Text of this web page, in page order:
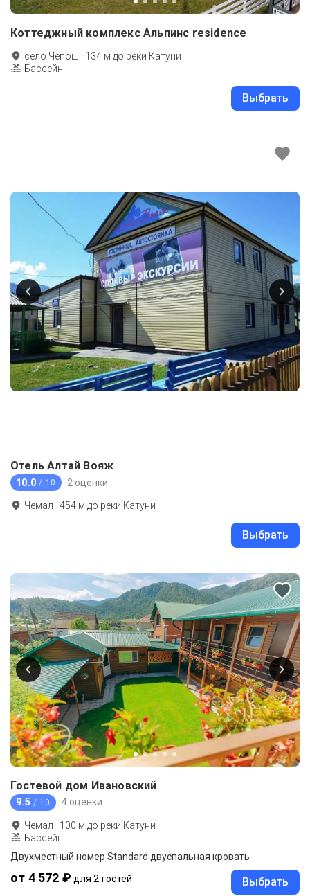
Коттеджный комплекс Альпинс residence
село Чепош · 134 м до реки Катуни
Бассейн
Выбрать
Отель Алтай Вояж
10.0 / 10 2 оценки
Чемал ·454 м до реки Катуни
Выбрать
Гостевой дом Ивановский
9.5 / 10 4 оценки
Чемал · 100 м до реки Катуни
Бассейн
Двухместный номер Standard двуспальная кровать
от 4 572 ₽ для 2 гостей Выбрать